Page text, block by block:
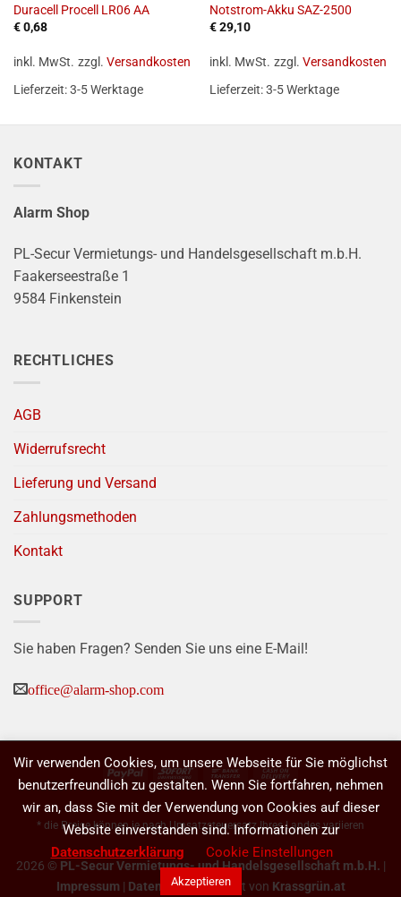
Duracell Procell LR06 AA
€0,68
inkl. MwSt. zzgl. Versandkosten
Lieferzeit:3-5 Werktage
Notstrom-Akku SAZ-2500
€29,10
inkl. MwSt. zzgl. Versandkosten
Lieferzeit:3-5 Werktage
KONTAKT
Alarm Shop
PL-Secur Vermietungs- und Handelsgesellschaft m.b.H.
Faakerseestraße 1
9584 Finkenstein
RECHTLICHES
AGB
Widerrufsrecht
Lieferung und Versand
Zahlungsmethoden
Kontakt
SUPPORT
Sie haben Fragen? Senden Sie uns eine E-Mail!
office@alarm-shop.com
PayPal Sofort
Bank
Transfer
Cash
On
Delivery
* die Preise können je nach Umsatzsteuersatz Ihres Landes variieren
2026 © PL-Secur Vermietungs- und Handelsgesellschaft m.b.H. |
Impressum | Datenschutz| Erstellt von Krassgrün.at
Wir verwenden Cookies, um unsere Webseite für Sie möglichst
benutzerfreundlich zu gestalten. Wenn Sie fortfahren, nehmen
wir an, dass Sie mit der Verwendung von Cookies auf dieser
Website einverstanden sind. Informationen zur
Datenschutzerklärung
Cookie Einstellungen
Akzeptieren